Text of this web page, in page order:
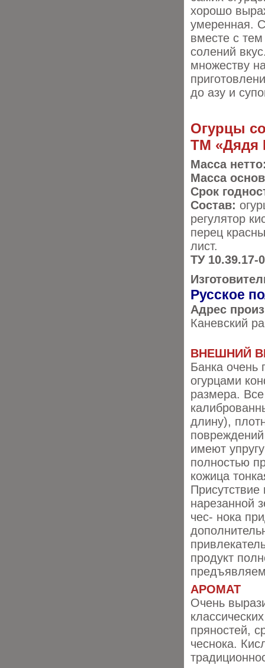
хорошо
умеренная.
вместе с
солений
множеству
до азу и
Огурцы
ТМ «Дядя
Масса
​Масса
Срок
Состав:
регулятор
перец
лист.
ТУ 10.39.17-
Русское
Адрес
Каневский
ВНЕШНИЙ
Банка очень
огурцами
размера.
длину),
имеют
полностью
кожица
нарезанной
чес- нока
продукт
АРОМАТ
Очень
пряностей,
чеснока.